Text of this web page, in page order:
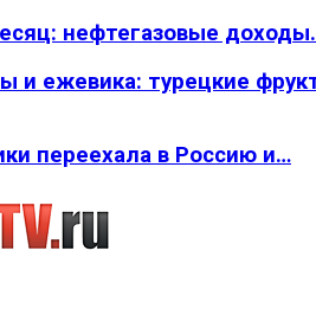
нефтегазовые
и ежевика: турецкие
переехала в Россию и…